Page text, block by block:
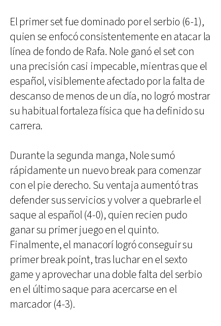
El primer set fue dominado por el serbio (6-1),
quien se enfocó consistentemente en atacar la
línea de fondo de Rafa. Nole ganó el set con
una precisión casi impecable, mientras que el
español, visiblemente afectado por la falta de
descanso de menos de un día, no logró mostrar
su habitual fortaleza física que ha definido su
carrera.
Durante la segunda manga, Nole sumó
rápidamente un nuevo break para comenzar
con el pie derecho. Su ventaja aumentó tras
defender sus servicios y volver a quebrarle el
saque al español (4-0), quien recien pudo
ganar su primer juego en el quinto.
Finalmente, el manacorí logró conseguir su
primer break point, tras luchar en el sexto
game y aprovechar una doble falta del serbio
en el último saque para acercarse en el
marcador (4-3).